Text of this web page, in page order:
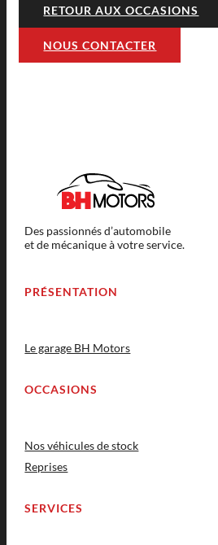
RETOUR AUX OCCASIONS
NOUS CONTACTER
Des passionnés d’automobile
et de mécanique à votre service.
PRÉSENTATION
Le garage BH Motors
OCCASIONS
Nos véhicules de stock
Reprises
SERVICES